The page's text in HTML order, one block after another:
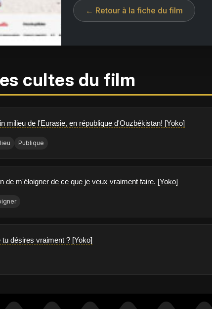
← Retour à la fiche du film
cultes du film
milieu de l'Eurasie, en république d'Ouzbékistan! [Yoko]
Publique
de m'éloigner de ce que je veux vraiment faire. [Yoko]
désires vraiment ? [Yoko]